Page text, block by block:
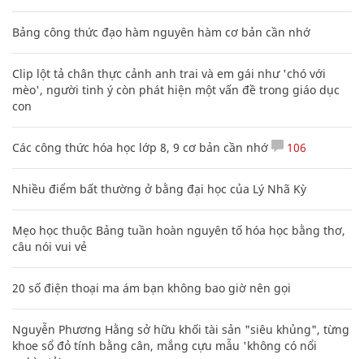
Bảng công thức đạo hàm nguyên hàm cơ bản cần nhớ
Clip lột tả chân thực cảnh anh trai và em gái như 'chó với
mèo', người tinh ý còn phát hiện một vấn đề trong giáo dục
con
Các công thức hóa học lớp 8, 9 cơ bản cần nhớ 106
Nhiều điểm bất thường ở bằng đại học của Lý Nhã Kỳ
Mẹo học thuộc Bảng tuần hoàn nguyên tố hóa học bằng thơ,
câu nói vui vẻ
20 số điện thoại ma ám bạn không bao giờ nên gọi
Nguyễn Phương Hằng sở hữu khối tài sản "siêu khủng", từng
khoe sổ đỏ tính bằng cân, mắng cựu mẫu 'không có nổi